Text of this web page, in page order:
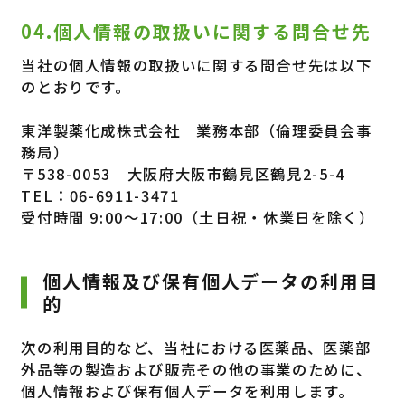
04.個人情報の取扱いに関する問合せ先
当社の個人情報の取扱いに関する問合せ先は以下
のとおりです。
東洋製薬化成株式会社 業務本部（倫理委員会事
務局）
〒538-0053 大阪府大阪市鶴見区鶴見2-5-4
TEL：06-6911-3471
受付時間 9:00～17:00（土日祝・休業日を除く）
個人情報及び保有個人データの利用目
的
次の利用目的など、当社における医薬品、医薬部
外品等の製造および販売その他の事業のために、
個人情報および保有個人データを利用します。